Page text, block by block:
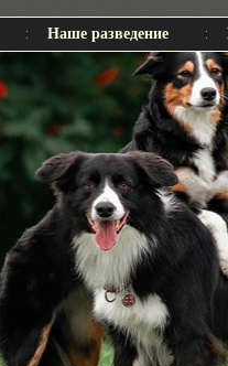
Наше разведение